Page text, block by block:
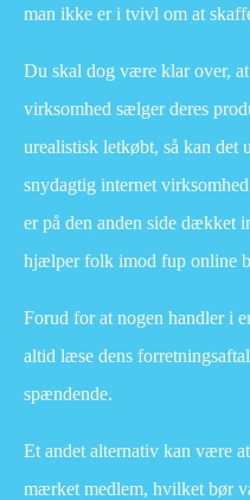
man ikke er i tvivl om at
Du skal dog være klar over,
virksomhed sælger deres
urealistisk letkøbt, så kan det
snydagtig internet
er på den anden side dækket
hjælper folk imod fup online
Forud for at nogen handler i
altid læse dens
spændende.
Et andet alternativ kan være
mærket medlem, hvilket bør